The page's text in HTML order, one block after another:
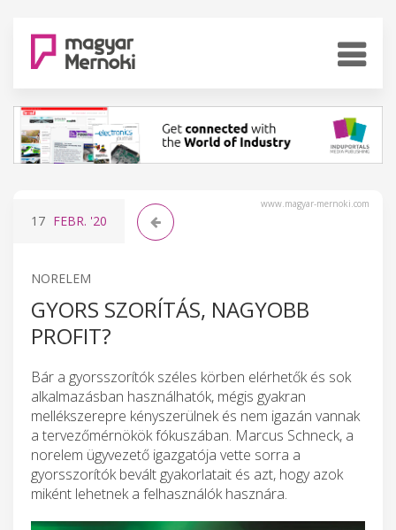
www.magyar-mernoki.com
17 FEBR. '20
NORELEM
GYORS SZORÍTÁS, NAGYOBB
PROFIT?
Bár a gyorsszorítók széles körben elérhetők és sok
alkalmazásban használhatók, mégis gyakran
mellékszerepre kényszerülnek és nem igazán vannak
a tervezőmérnökök fókuszában. Marcus Schneck, a
norelem ügyvezető igazgatója vette sorra a
gyorsszorítók bevált gyakorlatait és azt, hogy azok
miként lehetnek a felhasználók hasznára.